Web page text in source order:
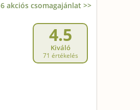
6 akciós csomagajánlat >>
4.5
Kiváló
71 értékelés